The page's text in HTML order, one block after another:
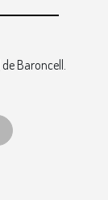
de Baroncell.